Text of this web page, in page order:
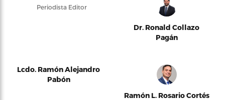
Periodista Editor
Dr. Ronald Collazo
Pagán
Lcdo. Ramón Alejandro
Pabón
Ramón L. Rosario Cortés